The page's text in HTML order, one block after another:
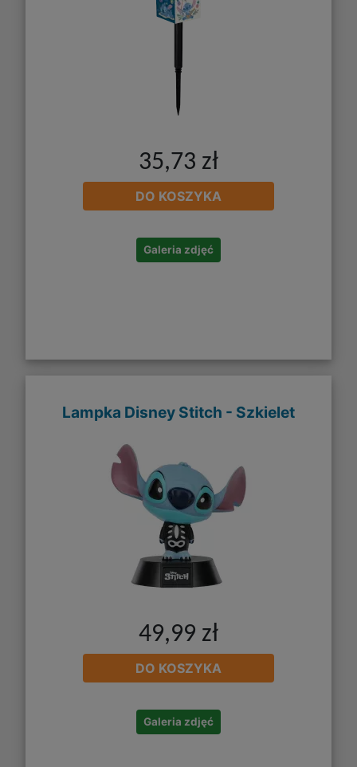
35,73 zł
DO KOSZYKA
Galeria zdjęć
Lampka Disney Stitch - Szkielet
49,99 zł
DO KOSZYKA
Galeria zdjęć